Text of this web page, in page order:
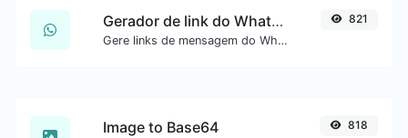
Gerador de link do WhatsApp
Gere links de mensagem do WhatsApp com facilidade.
821
Image to Base64 818